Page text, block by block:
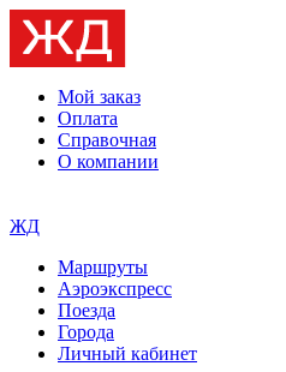
Мой заказ
Оплата
Справочная
О компании
ЖД
Маршруты
Аэроэкспресс
Поезда
Города
Личный кабинет